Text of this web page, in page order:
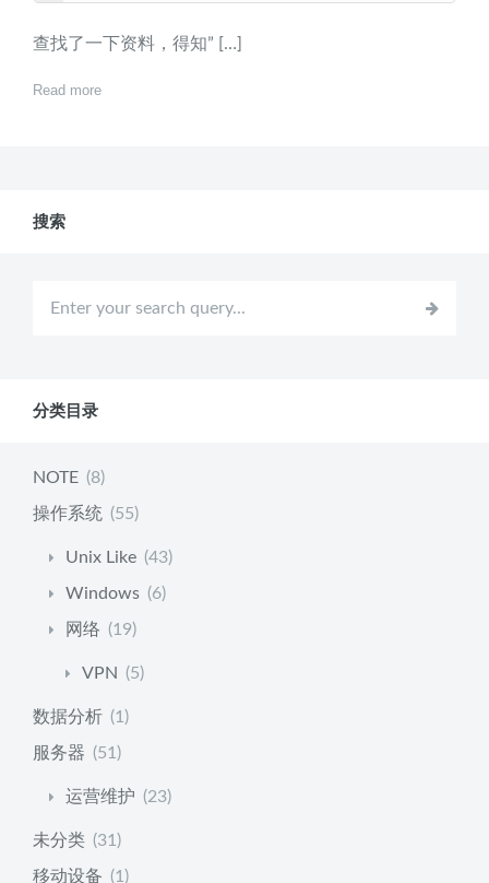
查找了一下资料，得知” […]
Read more
搜索
分类目录
NOTE (8)
操作系统 (55)
Unix Like (43)
Windows (6)
网络 (19)
VPN (5)
数据分析 (1)
服务器 (51)
运营维护 (23)
未分类 (31)
移动设备 (1)